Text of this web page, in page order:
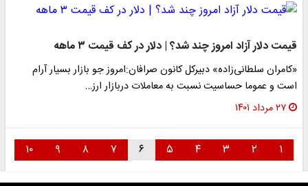
قیمت دلار آزاد امروز چند شد؟ | دلار در کف قیمت ۳ ماهه
«کامران سلطانی‌زاده» دبیرکل کانون صرافان:امروز جو بازار بسیار آرام‌
است و‌ عموما حساسیت نسبت به معاملات در‌بازار ارز…
۲۷ مرداد ۱۴۰۱
۱ ۲ ۳ ۴ ۵ ۶ ۷ ۸ ۹ ۱۰